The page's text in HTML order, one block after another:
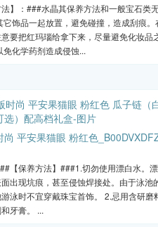
法】：###水晶其保养方法和一般宝石类
它饰品一起放置，避免碰撞，造成刮痕。
要把红玛瑙给拿下来，尽量避免化妆品
化学药剂造成侵蚀...
尚 平安果猫眼 粉红色
【保养方法】###1.切勿使用漂白水。
出现坑痕，甚至侵蚀焊接处。由于泳池
泳时不宜穿戴珠宝首饰。 2.忌用含研磨
牙膏。 ...